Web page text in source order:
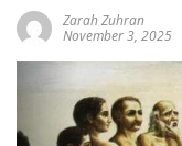
Zarah Zuhran
November 3, 2025